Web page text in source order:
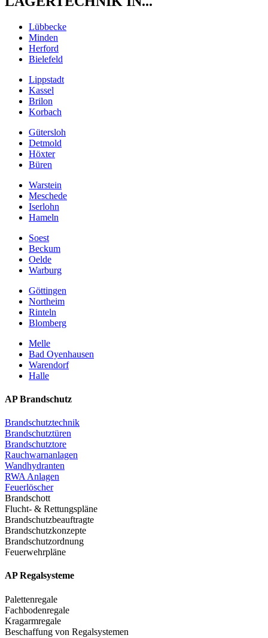
Lübbecke
Minden
Herford
Bielefeld
Lippstadt
Kassel
Brilon
Korbach
Gütersloh
Detmold
Höxter
Büren
Warstein
Meschede
Iserlohn
Hameln
Soest
Beckum
Oelde
Warburg
Göttingen
Northeim
Rinteln
Blomberg
Melle
Bad Oyenhausen
Warendorf
Halle
AP Brandschutz
Brandschutztechnik
Brandschutztüren
Brandschutztore
Rauchwarnanlagen
Wandhydranten
RWA Anlagen
Feuerlöscher
Brandschott
Flucht- & Rettungspläne
Brandschutzbeauftragte
Brandschutzkonzepte
Brandschutzordnung
Feuerwehrpläne
AP Regalsysteme
Palettenregale
Fachbodenregale
Kragarmregale
Beschaffung von Regalsystemen